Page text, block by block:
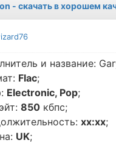
- скачать в хорошем
и название:
Flac;
Electronic, Pop;
850 кбпс;
xx:xx;
UK;